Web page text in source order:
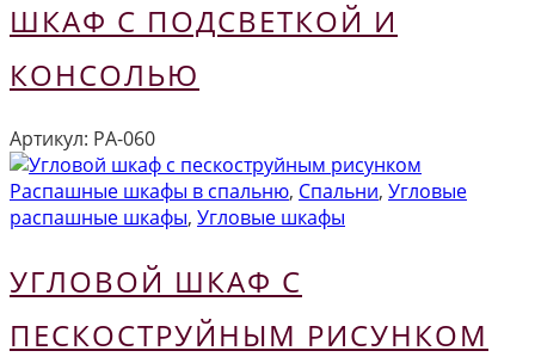
ШКАФ С ПОДСВЕТКОЙ И
КОНСОЛЬЮ
Артикул: РА-060
Распашные шкафы в спальню, Спальни, Угловые
распашные шкафы, Угловые шкафы
УГЛОВОЙ ШКАФ С
ПЕСКОСТРУЙНЫМ РИСУНКОМ